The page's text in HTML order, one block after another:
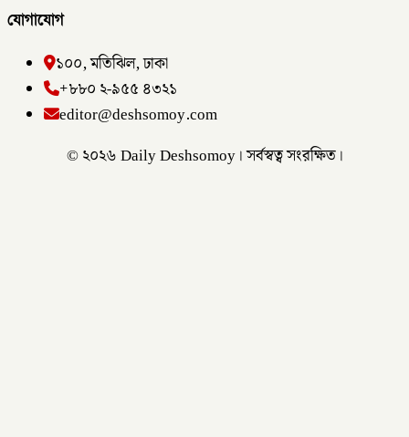
যোগাযোগ
১০০, মতিঝিল, ঢাকা
+৮৮০ ২-৯৫৫ ৪৩২১
editor@deshsomoy.com
© ২০২৬ Daily Deshsomoy। সর্বস্বত্ব সংরক্ষিত।